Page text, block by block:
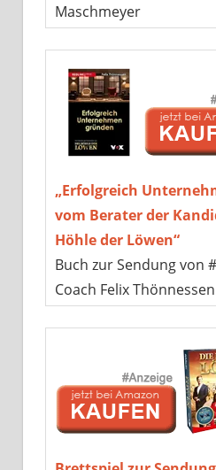
Maschmeyer
„Erfolgreich
vom Berater der
Höhle der Löwen“
Buch zur Sendung von
Coach Felix Thönnessen